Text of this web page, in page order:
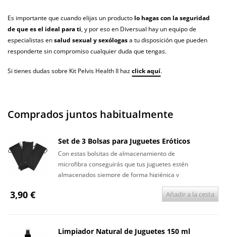
Es importante que cuando elijas un producto lo hagas con la seguridad
de que es el ideal para ti, y por eso en Diversual hay un equipo de
especialistas ensalud sexual y sexólogasa tu disposición que pueden
responderte sin compromiso cualquier duda que tengas.
Si tienes dudas sobre Kit Pelvis Health II hazclick aquí.
Comprados juntos habitualmente
Set de 3 Bolsas para Juguetes Eróticos
Con estas bolsitas de almacenamiento de
microfibra conseguirás que tus juguetes estén
almacenados siempre de forma higiénica y
3,90 € Añadir a la cesta
Limpiador Natural de Juguetes 150 ml